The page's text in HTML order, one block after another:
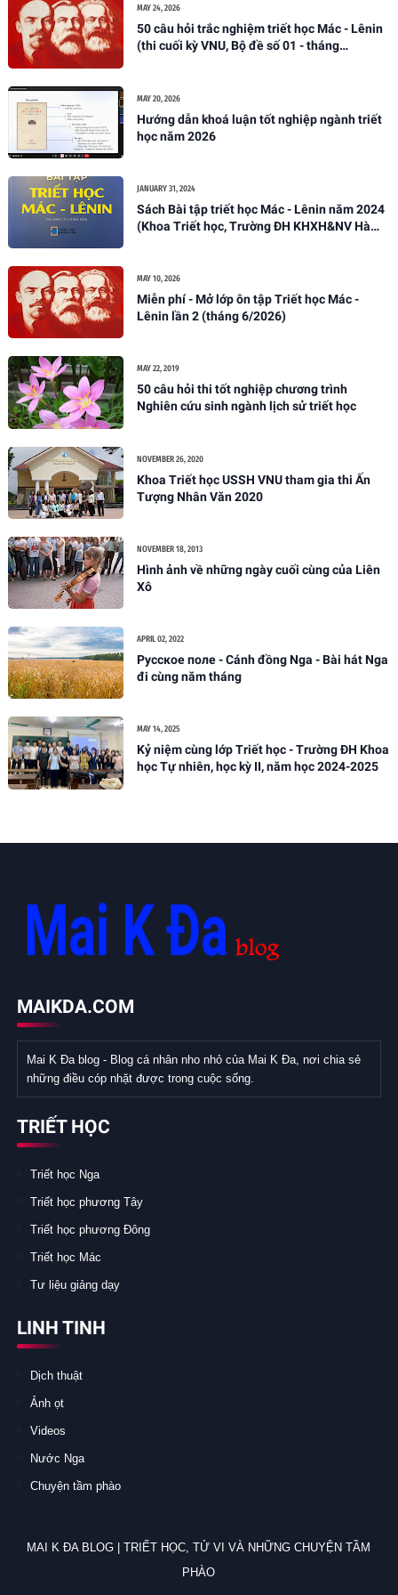
MAY 24, 2026
50 câu hỏi trắc nghiệm triết học Mác - Lênin
(thi cuối kỳ VNU, Bộ đề số 01 - tháng
MAY 20, 2026
Hướng dẫn khoá luận tốt nghiệp ngành triết
học năm 2026
JANUARY 31, 2024
Sách Bài tập triết học Mác - Lênin năm 2024
(Khoa Triết học, Trường ĐH KHXH&NV Hà
MAY 10, 2026
Miễn phí - Mở lớp ôn tập Triết học Mác -
Lênin lần 2 (tháng 6/2026)
MAY 22, 2019
50 câu hỏi thi tốt nghiệp chương trình
Nghiên cứu sinh ngành lịch sử triết học
NOVEMBER 26, 2020
Khoa Triết học USSH VNU tham gia thi Ấn
Tượng Nhân Văn 2020
NOVEMBER 18, 2013
Hình ảnh về những ngày cuối cùng của Liên
Xô
APRIL 02, 2022
Русское поле - Cánh đồng Nga - Bài hát Nga
đi cùng năm tháng
MAY 14, 2025
Kỷ niệm cùng lớp Triết học - Trường ĐH Khoa
học Tự nhiên, học kỳ II, năm học 2024-2025
MAIKDA.COM
Mai K Đa blog - Blog cá nhân nho nhỏ của Mai K Đa, nơi chia sẻ
những điều cóp nhặt được trong cuộc sống.
TRIẾT HỌC
Triết học Nga
Triết học phương Tây
Triết học phương Đông
Triết học Mác
Tư liệu giảng dạy
LINH TINH
Dịch thuật
Ảnh ọt
Videos
Nước Nga
Chuyện tầm phào
MAI K ĐA BLOG | TRIẾT HỌC, TỬ VI VÀ NHỮNG CHUYỆN TẦM
PHÀO